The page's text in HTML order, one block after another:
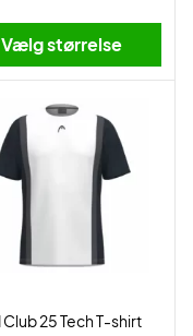
Vælg størrelse
25 Tech T-shirt